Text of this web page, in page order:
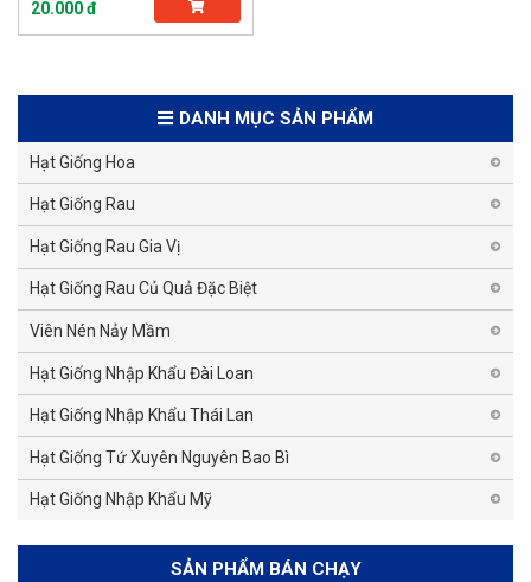
20.000 đ
DANH MỤC SẢN PHẨM
Hạt Giống Hoa
Hạt Giống Rau
Hạt Giống Rau Gia Vị
Hạt Giống Rau Củ Quả Đặc Biệt
Viên Nén Nảy Mầm
Hạt Giống Nhập Khẩu Đài Loan
Hạt Giống Nhập Khẩu Thái Lan
Hạt Giống Tứ Xuyên Nguyên Bao Bì
Hạt Giống Nhập Khẩu Mỹ
SẢN PHẨM BÁN CHẠY